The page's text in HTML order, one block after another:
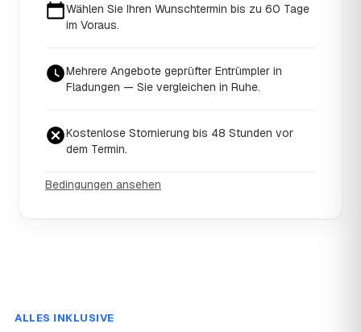
Wählen Sie Ihren Wunschtermin bis zu 60 Tage
im Voraus.
Mehrere Angebote geprüfter Entrümpler in
Fladungen — Sie vergleichen in Ruhe.
Kostenlose Stornierung bis 48 Stunden vor
dem Termin.
Bedingungen ansehen
ALLES INKLUSIVE